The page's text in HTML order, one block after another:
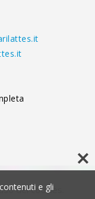
dei cookies.
e gli